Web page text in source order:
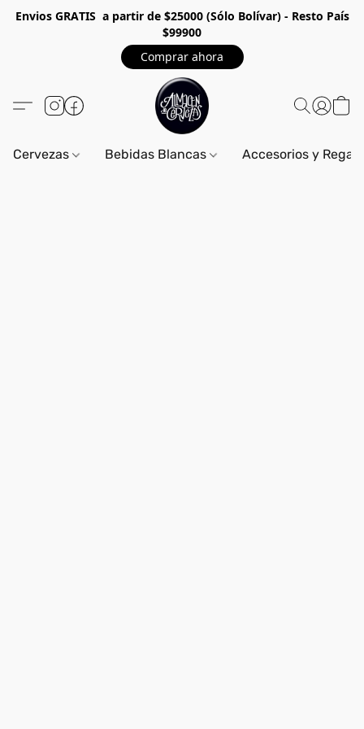
Envios GRATIS a partir de $25000 (Sólo Bolívar) - Resto País
$99900
Comprar ahora
Cervezas Bebidas Blancas Accesorios y